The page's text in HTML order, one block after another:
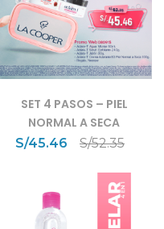
SET 4 PASOS – PIEL
NORMAL A SECA
S/52.35
S/45.46